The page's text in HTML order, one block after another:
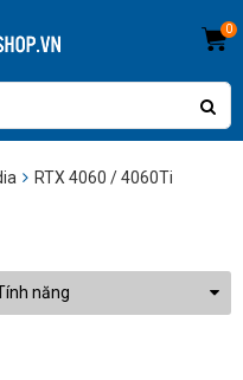
0
RTX 4060 / 4060Ti
năng